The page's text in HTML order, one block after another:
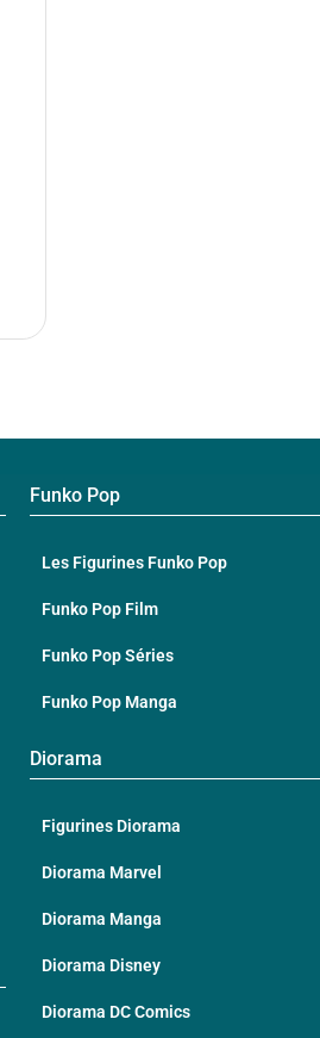
Funko Pop
Les Figurines Funko Pop
Funko Pop Film
Funko Pop Séries
Funko Pop Manga
Diorama
Figurines Diorama
Diorama Marvel
Diorama Manga
Diorama Disney
Diorama DC Comics